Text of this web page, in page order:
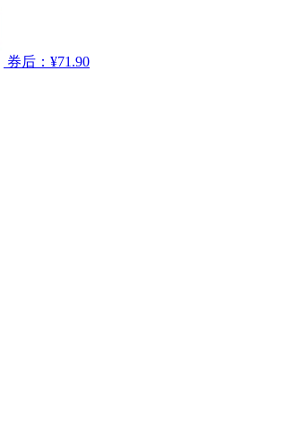
券后：¥71.90